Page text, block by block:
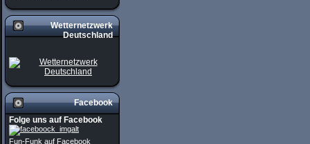
Wetternetzwerk
Deutschland
Facebook
Folge uns auf Facebook
Fun-Funk auf Facebook